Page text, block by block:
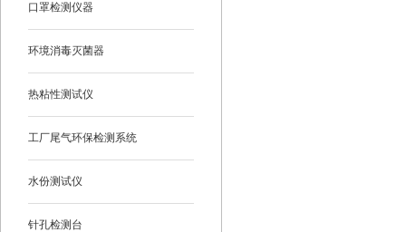
口罩检测仪器
环境消毒灭菌器
热粘性测试仪
工厂尾气环保检测系统
水份测试仪
针孔检测台